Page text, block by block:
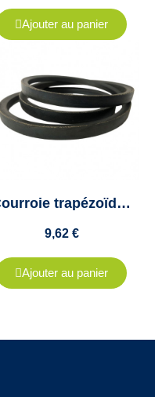
Ajouter au panier
Courroie trapézoïdale A45 - A1165 - Veco100 - Colmant Cuvelier
9,62 €
Ajouter au panier